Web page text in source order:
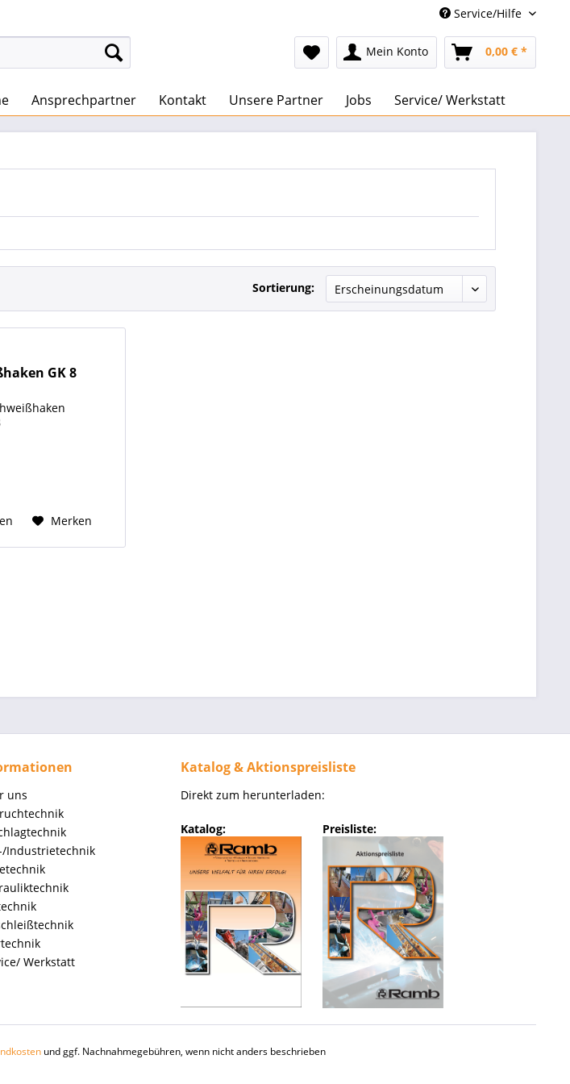
Service/Hilfe
Mein Konto 0,00 € *
Ansprechpartner Kontakt Unsere Partner Jobs Service/ Werkstatt
Sortierung:
GK 8
Merken
uns
Industrietechnik
Werkstatt
Katalog & Aktionspreisliste
Direkt zum herunterladen:
Katalog: Preisliste:
und ggf. Nachnahmegebühren, wenn nicht anders beschrieben